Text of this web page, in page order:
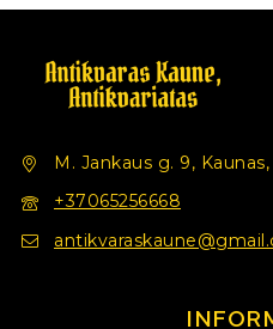
M. Jankaus g. 9,
+37065256668